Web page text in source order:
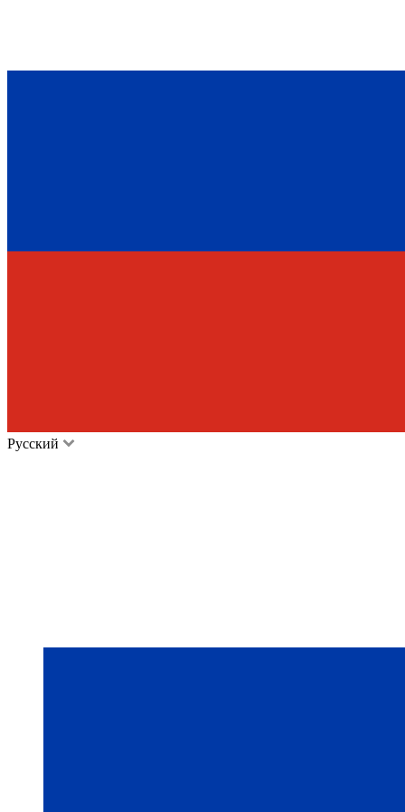
Русский